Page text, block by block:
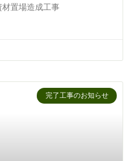
置場造成工事
完了工事のお知らせ